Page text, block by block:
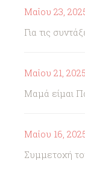
Μαΐου 23,
Για τις
Μαΐου 21, 2025
Μαμά είμαι
Μαΐου 16,
Συμμετοχή